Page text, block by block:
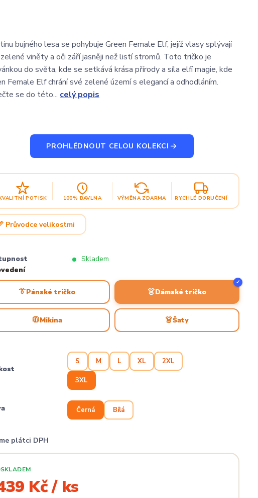
bujného lesa se pohybuje Green Female Elf, jejíž vlasy splývají
viněty a oči září jasněji než listí stromů. Toto tričko je
do světa, kde se setkává krása přírody a síla elfí magie, kde
Female Elf chrání své zelené území s elegancí a odhodláním.
se do této... celý popis
PROHLÉDNOUT CELOU KOLEKCI
POTISK 100% BAVLNA VÝMĚNA ZDARMA RYCHLÉ DORUČENÍ
Průvodce velikostmi
Skladem
👔Pánské tričko 👗Dámské tričko
✓
🧥Mikina 👗Šaty
S M L XL 2XL
3XL
Černá Bílá
plátci DPH
SKLADEM
Kč / ks